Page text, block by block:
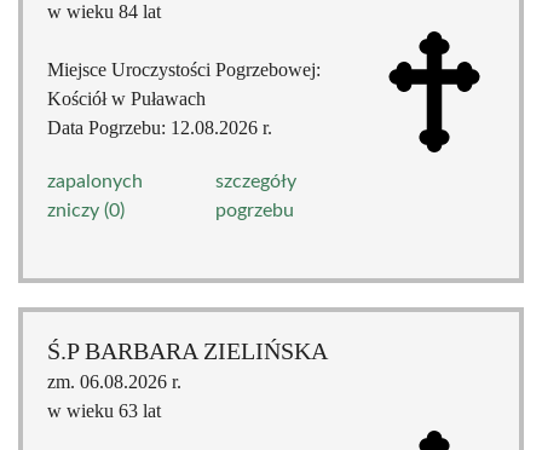
w wieku 84 lat
Miejsce Uroczystości Pogrzebowej:
Kościół w Puławach
Data Pogrzebu: 12.08.2026 r.
zapalonych
zniczy (0)
szczegóły
pogrzebu
Ś.P BARBARA ZIELIŃSKA
zm. 06.08.2026 r.
w wieku 63 lat